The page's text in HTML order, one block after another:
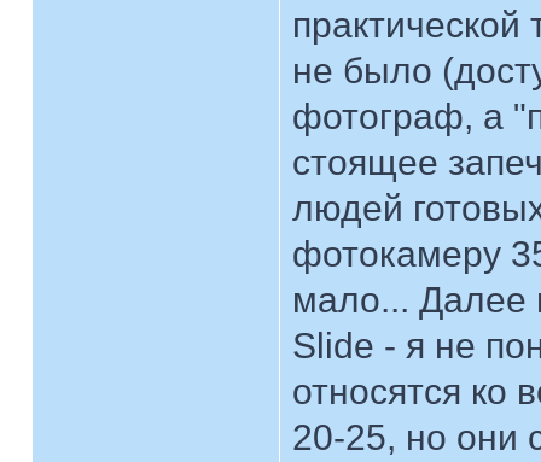
практической
не было
фотограф, а
стоящее
людей
фотокамеру
мало... Далее
Slide - я не
относятся ко
20-25, но они